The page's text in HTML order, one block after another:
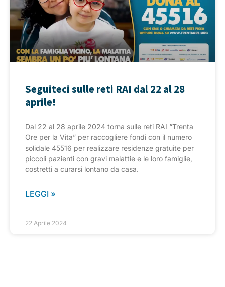
Seguiteci sulle reti RAI dal 22 al 28
aprile!
Dal 22 al 28 aprile 2024 torna sulle reti RAI “Trenta
Ore per la Vita” per raccogliere fondi con il numero
solidale 45516 per realizzare residenze gratuite per
piccoli pazienti con gravi malattie e le loro famiglie,
costretti a curarsi lontano da casa.
LEGGI »
22 Aprile 2024